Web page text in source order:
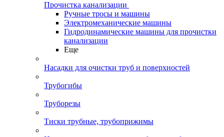
Прочистка канализации
Ручные тросы и машины
Электромеханические машины
Гидродинамические машины для прочистки
канализации
Еще
Насадки для очистки труб и поверхностей
Трубогибы
Труборезы
Тиски трубные, трубоприжимы